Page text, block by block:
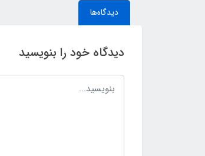
دیدگاه‌ها
دیدگاه خود را بنویسید